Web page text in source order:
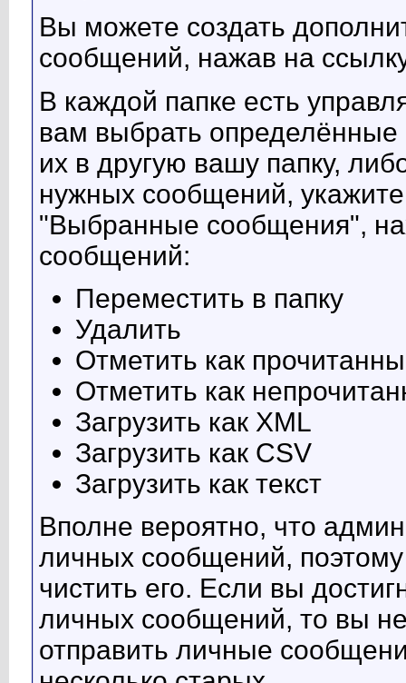
Вы можете создать
сообщений, нажав на
В каждой папке есть
вам выбрать
их в другую вашу папку,
нужных сообщений,
"Выбранные сообщения",
сообщений:
Переместить в папку
Удалить
Отметить как
Отметить как
Загрузить как XML
Загрузить как CSV
Загрузить как текст
Вполне вероятно, что
личных сообщений,
чистить его. Если вы
личных сообщений, то вы
отправить личные